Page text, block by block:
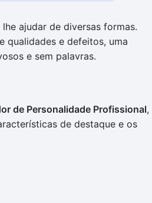
ajudar de diversas formas.
qualidades e defeitos, uma
e sem palavras.
de Personalidade Profissional,
de destaque e os